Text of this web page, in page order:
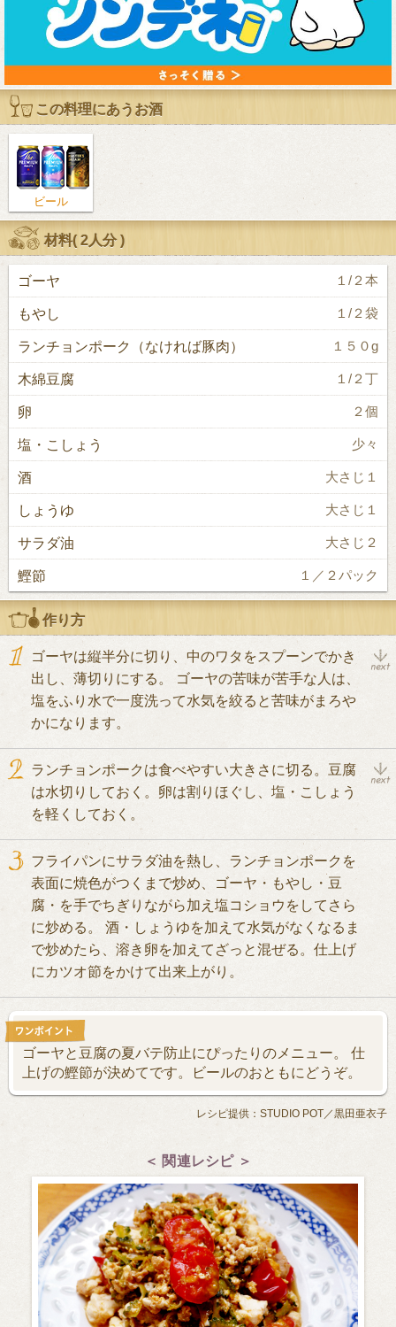
この料理にあうお酒
ビール
材料(2人分)
ゴーヤ １/２本
もやし １/２袋
ランチョンポーク（なければ豚肉） １５０g
木綿豆腐 １/２丁
卵 ２個
塩・こしょう 少々
酒 大さじ１
しょうゆ 大さじ１
サラダ油 大さじ２
鰹節 １／２パック
作り方
ゴーヤは縦半分に切り、中のワタをスプーンでかき
出し、薄切りにする。 ゴーヤの苦味が苦手な人は、
塩をふり水で一度洗って水気を絞ると苦味がまろや
かになります。
ランチョンポークは食べやすい大きさに切る。豆腐
は水切りしておく。卵は割りほぐし、塩・こしょう
を軽くしておく。
フライパンにサラダ油を熱し、ランチョンポークを
表面に焼色がつくまで炒め、ゴーヤ・もやし・豆
腐・を手でちぎりながら加え塩コショウをしてさら
に炒める。 酒・しょうゆを加えて水気がなくなるま
で炒めたら、溶き卵を加えてざっと混ぜる。仕上げ
にカツオ節をかけて出来上がり。
ゴーヤと豆腐の夏バテ防止にぴったりのメニュー。 仕
上げの鰹節が決めてです。ビールのおともにどうぞ。
レシピ提供：STUDIO POT／黒田亜衣子
＜ 関連レシピ ＞